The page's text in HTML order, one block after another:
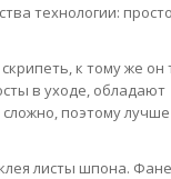
технологии:
к тому же он
в уходе, обладают
поэтому лучше
листы шпона.